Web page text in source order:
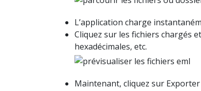
L’application charge
Cliquez sur les fichiers chargés
hexadécimales, etc.
Maintenant, cliquez sur